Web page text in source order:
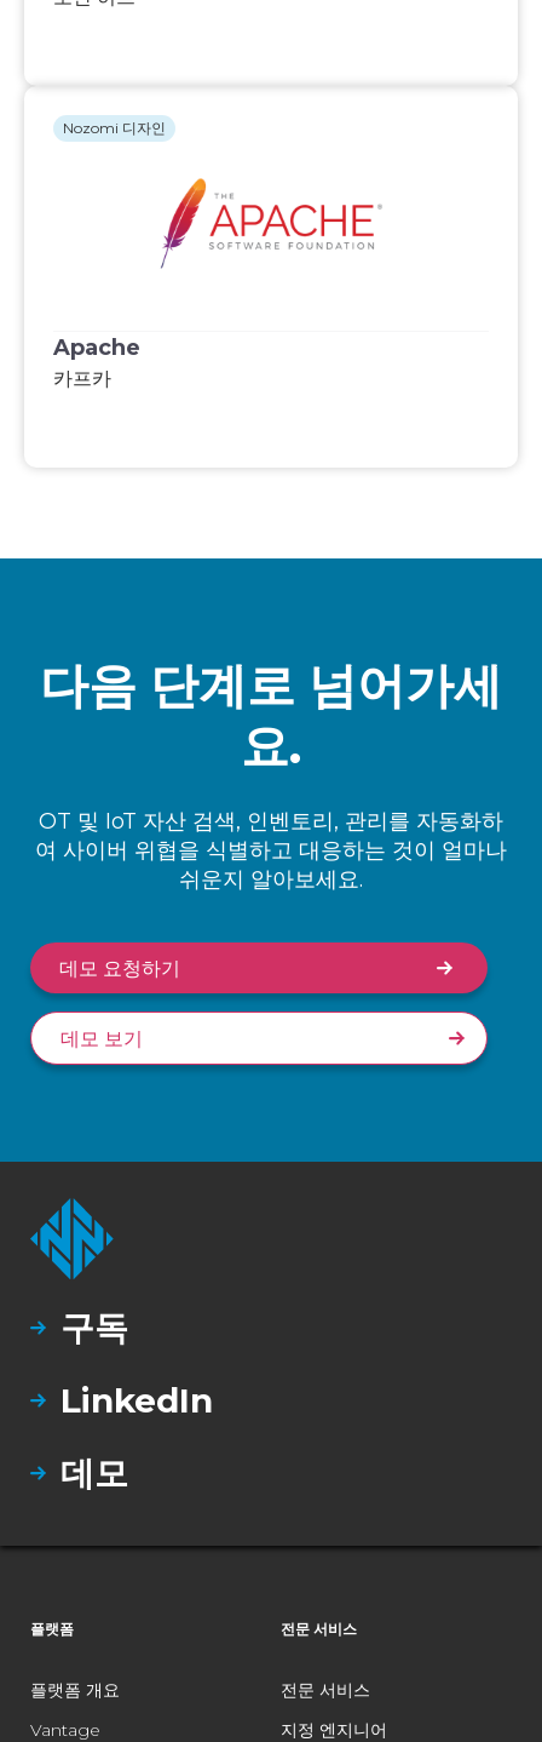
Apache
카프카
Nozomi 디자인
다음 단계로 넘어가세
요.
OT 및 IoT 자산 검색, 인벤토리, 관리를 자동화하
여 사이버 위협을 식별하고 대응하는 것이 얼마나
쉬운지 알아보세요.
데모 요청하기
데모 보기
구독
LinkedIn
데모
플랫폼
플랫폼 개요
Vantage
전문 서비스
전문 서비스
지정 엔지니어